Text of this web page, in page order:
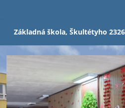
Základná škola, Škultétyho
Domov